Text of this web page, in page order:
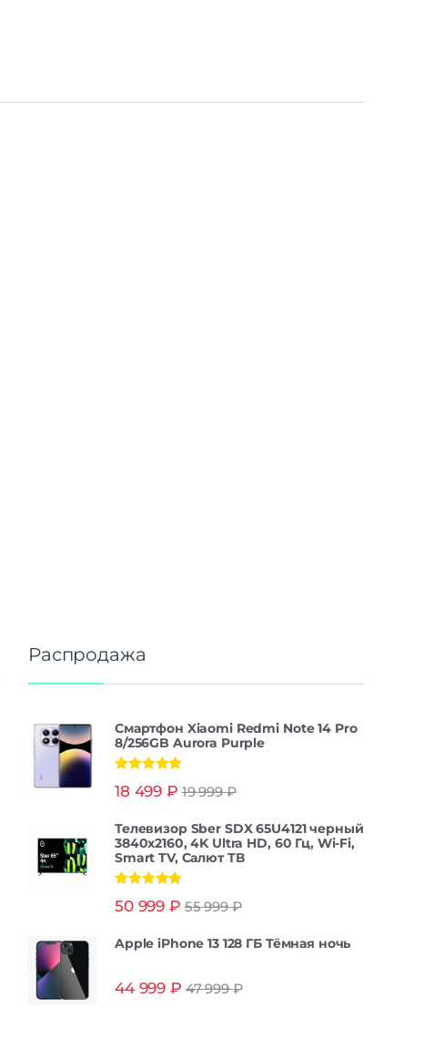
Распродажа
Смартфон Xiaomi Redmi Note 14 Pro
8/256GB Aurora Purple
из 5
18 499 ₽ 19 999₽
Телевизор Sber SDX 65U4121 черный
3840x2160, 4K Ultra HD, 60 Гц, Wi-Fi,
Smart TV, Салют ТВ
из 5
50 999 ₽ 55 999₽
Apple iPhone 13 128 ГБ Тёмная ночь
44 999 ₽ 47 999₽